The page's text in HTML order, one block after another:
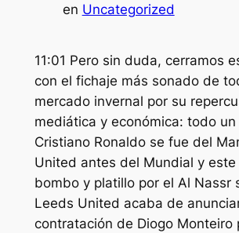
en Uncategorized
11:01 Pero sin duda, cerramos
con el fichaje más sonado de
mercado invernal por su
mediática y económica: todo
Cristiano Ronaldo se fue del
United antes del Mundial y
bombo y platillo por el Al Nassr
Leeds United acaba de
contratación de Diogo Monteiro